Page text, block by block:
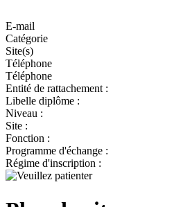
E-mail
Catégorie
Site(s)
Téléphone
Téléphone
Entité de rattachement :
Libelle diplôme :
Niveau :
Site :
Fonction :
Programme d'échange :
Régime d'inscription :